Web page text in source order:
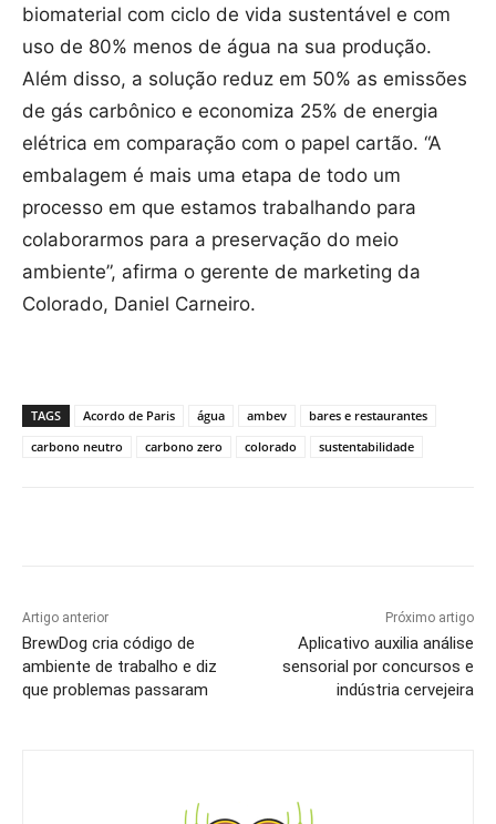
biomaterial com ciclo de vida sustentável e com
uso de 80% menos de água na sua produção.
Além disso, a solução reduz em 50% as emissões
de gás carbônico e economiza 25% de energia
elétrica em comparação com o papel cartão. “A
embalagem é mais uma etapa de todo um
processo em que estamos trabalhando para
colaborarmos para a preservação do meio
ambiente”, afirma o gerente de marketing da
Colorado, Daniel Carneiro.
TAGS Acordo de Paris água ambev
bares e restaurantes
carbono neutro
carbono zero colorado sustentabilidade
Artigo anterior
BrewDog cria código de
ambiente de trabalho e diz
que problemas passaram
Próximo artigo
Aplicativo auxilia análise
sensorial por concursos e
indústria cervejeira